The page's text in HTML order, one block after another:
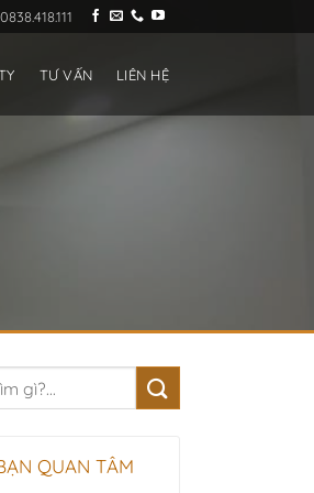
TƯ VẤN LIÊN HỆ
QUAN TÂM